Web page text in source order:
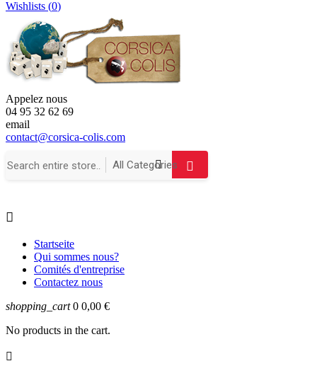
Wishlists (0)
Appelez nous
04 95 32 62 69
email
contact@corsica-colis.com

Startseite
Qui sommes nous?
Comités d'entreprise
Contactez nous
shopping_cart 0 0,00 €
No products in the cart.
